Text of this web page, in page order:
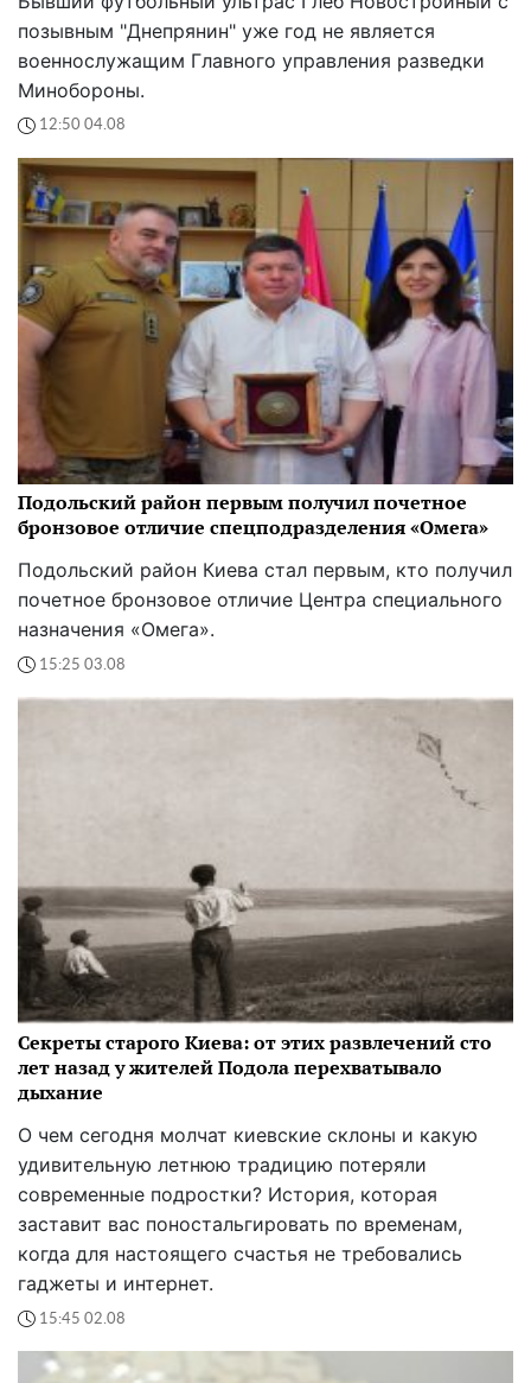
позывным "Днепрянин" уже год не является
военнослужащим Главного управления разведки
Минобороны.
12:50 04.08
Подольский район первым получил почетное
бронзовое отличие спецподразделения «Омега»
Подольский район Киева стал первым, кто получил
почетное бронзовое отличие Центра специального
назначения «Омега».
15:25 03.08
Секреты старого Киева: от этих развлечений сто
лет назад у жителей Подола перехватывало
дыхание
О чем сегодня молчат киевские склоны и какую
удивительную летнюю традицию потеряли
современные подростки? История, которая
заставит вас поностальгировать по временам,
когда для настоящего счастья не требовались
гаджеты и интернет.
15:45 02.08